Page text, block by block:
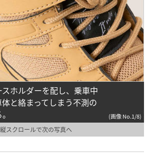
ホルダーを配し、乗車中
と絡まってしまう不測の
(画像 No.1/8)
縦スクロールで次の写真へ